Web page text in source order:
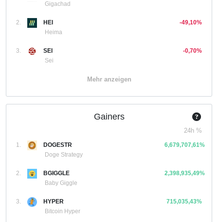
Gigachad
2.
HEI
Heima
-49,10%
3.
SEI
Sei
-0,70%
Mehr anzeigen
Gainers
24h %
1.
DOGESTR
Doge Strategy
6,679,707,61%
2.
BGIGGLE
Baby Giggle
2,398,935,49%
3.
HYPER
Bitcoin Hyper
715,035,43%